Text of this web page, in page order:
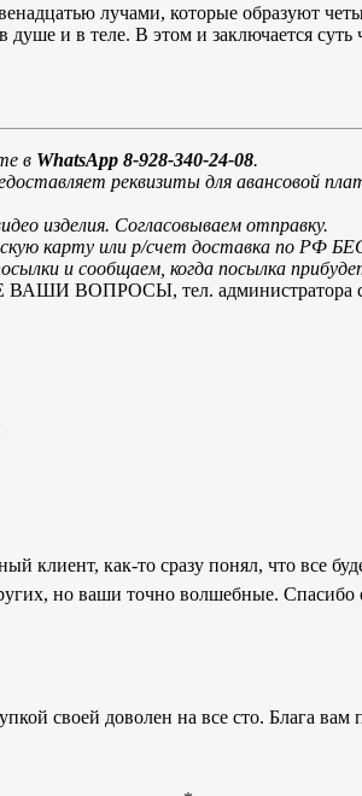
лучами, которые образуют
и в теле. В этом и заключается суть
в WhatsApp 8-928-340-24-08.
реквизиты для авансовой
изделия. Согласовываем отправку.
карту или р/счет доставка по
и сообщаем, когда посылка
ВОПРОСЫ, тел. администратора
клиент, как-то сразу понял, что все
но ваши точно волшебные. Спасибо
своей доволен на все сто. Блага вам